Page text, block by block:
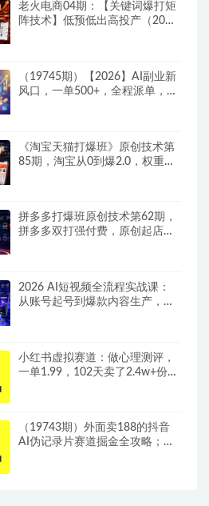
老火电商04期：【关键词爆打矩
阵技术】低预低出高投产（20
（19745期）【2026】AI副业新
风口，一单500+，全程派单，0
《淘宝天猫打爆班》原创技术第
85期，淘宝从0到爆2.0，权重搭
拼多多打爆班原创技术第62期，
拼多多双打强付费，原创起店技
2026 AI短视频全流程实战课：
从账号起号到爆款内容生产，掌
小红书虚拟赛道：做心理测评，
一单1.99，102天卖了2.4w+份，
（19743期）外面卖188的抖音
AI伪记录片赛道掘金全攻略；从